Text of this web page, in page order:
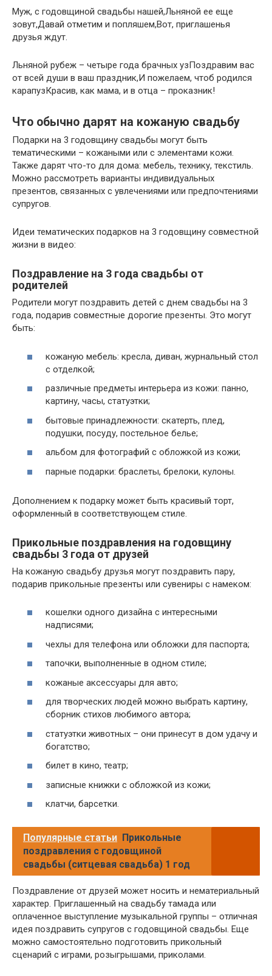
Муж, с годовщиной свадьбы нашей,Льняной ее еще
зовут,Давай отметим и попляшем,Вот, приглашенья
друзья ждут.
Льняной рубеж – четыре года брачных узПоздравим вас
от всей души в ваш праздник,И пожелаем, чтоб родился
карапузКрасив, как мама, и в отца – проказник!
Что обычно дарят на кожаную свадьбу
Подарки на 3 годовщину свадьбы могут быть
тематическими – кожаными или с элементами кожи.
Также дарят что-то для дома: мебель, технику, текстиль.
Можно рассмотреть варианты индивидуальных
презентов, связанных с увлечениями или предпочтениями
супругов.
Идеи тематических подарков на 3 годовщину совместной
жизни в видео:
Поздравление на 3 года свадьбы от
родителей
Родители могут поздравить детей с днем свадьбы на 3
года, подарив совместные дорогие презенты. Это могут
быть:
кожаную мебель: кресла, диван, журнальный стол
с отделкой;
различные предметы интерьера из кожи: панно,
картину, часы, статуэтки;
бытовые принадлежности: скатерть, плед,
подушки, посуду, постельное белье;
альбом для фотографий с обложкой из кожи;
парные подарки: браслеты, брелоки, кулоны.
Дополнением к подарку может быть красивый торт,
оформленный в соответствующем стиле.
Прикольные поздравления на годовщину
свадьбы 3 года от друзей
На кожаную свадьбу друзья могут поздравить пару,
подарив прикольные презенты или сувениры с намеком:
кошелки одного дизайна с интересными
надписями;
чехлы для телефона или обложки для паспорта;
тапочки, выполненные в одном стиле;
кожаные аксессуары для авто;
для творческих людей можно выбрать картину,
сборник стихов любимого автора;
статуэтки животных – они принесут в дом удачу и
богатство;
билет в кино, театр;
записные книжки с обложкой из кожи;
клатчи, барсетки.
Популярные статьи Прикольные
поздравления с годовщиной
свадьбы (ситцевая свадьба) 1 год
Поздравление от друзей может носить и нематериальный
характер. Приглашенный на свадьбу тамада или
оплаченное выступление музыкальной группы – отличная
идея поздравить супругов с годовщиной свадьбы. Еще
можно самостоятельно подготовить прикольный
сценарий с играми, розыгрышами, приколами.